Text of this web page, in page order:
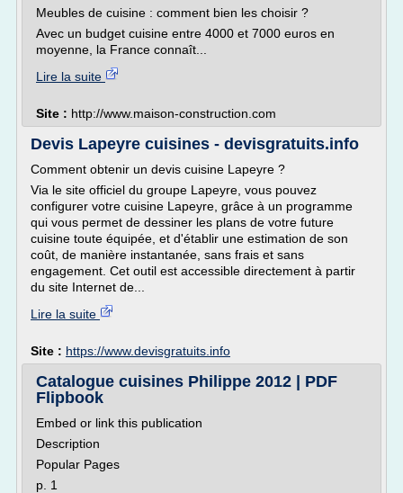
Meubles de cuisine : comment bien les choisir ?
Avec un budget cuisine entre 4000 et 7000 euros en
moyenne, la France connaît...
Lire la suite
Site : http://www.maison-construction.com
Devis Lapeyre cuisines - devisgratuits.info
Comment obtenir un devis cuisine Lapeyre ?
Via le site officiel du groupe Lapeyre, vous pouvez
configurer votre cuisine Lapeyre, grâce à un programme
qui vous permet de dessiner les plans de votre future
cuisine toute équipée, et d'établir une estimation de son
coût, de manière instantanée, sans frais et sans
engagement. Cet outil est accessible directement à partir
du site Internet de...
Lire la suite
Site : https://www.devisgratuits.info
Catalogue cuisines Philippe 2012 | PDF
Flipbook
Embed or link this publication
Description
Popular Pages
p. 1